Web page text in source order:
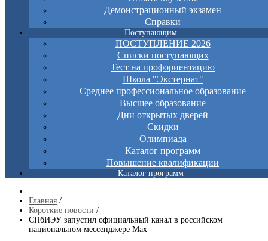
Демонстрационный экзамен
Справки
Поступающим
ПОСТУПЛЕНИЕ 2026
Списки поступающих
Тест на профориентацию
Школа "Экстернат"
Среднее профессиональное образование
Высшее образование
Дни открытых дверей
Скидки
Олимпиада
Каталог программ
Повышение квалификации
Каталог программ
Главная /
Короткие новости /
СПбИЭУ запустил официальный канал в российском
национальном мессенджере Max